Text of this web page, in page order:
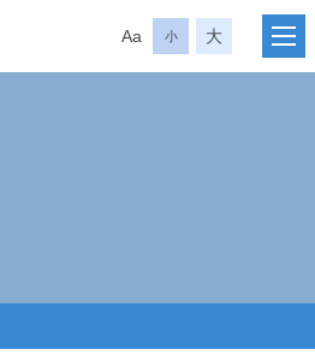
Aa 小 大